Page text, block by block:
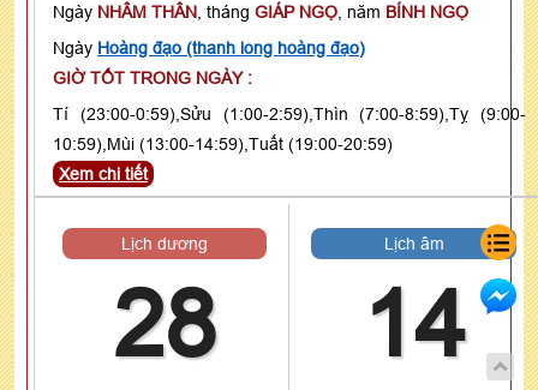
Ngày NHÂM THÂN , tháng GIÁP NGỌ , năm BÍNH NGỌ
Ngày Hoàng đạo (thanh long hoàng đạo)
GIỜ TỐT TRONG NGÀY :
Tí (23:00-0:59),Sửu (1:00-2:59),Thìn (7:00-8:59),Tỵ (9:00-
10:59),Mùi (13:00-14:59),Tuất (19:00-20:59)
Xem chi tiết
Lịch dương
28
Lịch âm
14